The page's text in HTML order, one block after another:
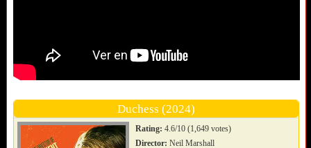
Duchess (2024)
Rating: 4.6/10 (1,649 votes)
Director: Neil Marshall